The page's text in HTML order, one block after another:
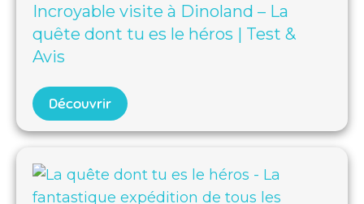
Incroyable visite à Dinoland – La
quête dont tu es le héros | Test &
Avis
Découvrir